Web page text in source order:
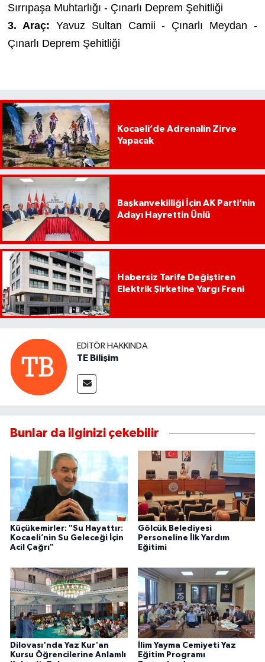
Sırrıpaşa Muhtarlığı - Çınarlı Deprem Şehitliği
3. Araç: Yavuz Sultan Camii - Çınarlı Meydan -
Çınarlı Deprem Şehitliği
Kocaeli’de Adrenalin Zirve
Yapacak
Başkanvekilliği İçin AK Parti’nin
Adayı Hayrettin Ünlü
Habersiz Tarife Değiştiren
Elektrik Şirketine Yargı Freni
EDITÖR HAKKINDA
TE Bilişim
Bunlar da ilginizi çekebilir
Küçükemirler: "Su Hayattır:
Kocaeli’nin Su Geleceği İçin
Acil Çağrı"
Gölcük Belediyesi
Personeline İlk Yardım
Eğitimi
Dilovası'nda Yaz Kur'an
Kursu Öğrencilerine Anlamlı
İlim Yayma Cemiyeti Yaz
Eğitim Programı